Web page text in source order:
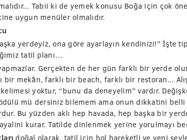
Tabii ki de yemek konusu Boğa için çok
uygun menüler olmalıdır.
yerdeyiz, ona göre ayarlayın kendinizi!” İşte
tatil planı…
Gerçekten de her gün farklı bir yerde
bir mekân, farklı bir beach, farklı bir restoran...
kelimesi yoktur, “bunu da deneyelim” vardır.
mü dersiniz bilemem ama onun dikkatini
Bu yüzden aklı hep havada, hep başka bir
kurar. Tatilde dinlenmek yerine yorulmayı
doğal olarak, tatil için bol hareketli ve yeni